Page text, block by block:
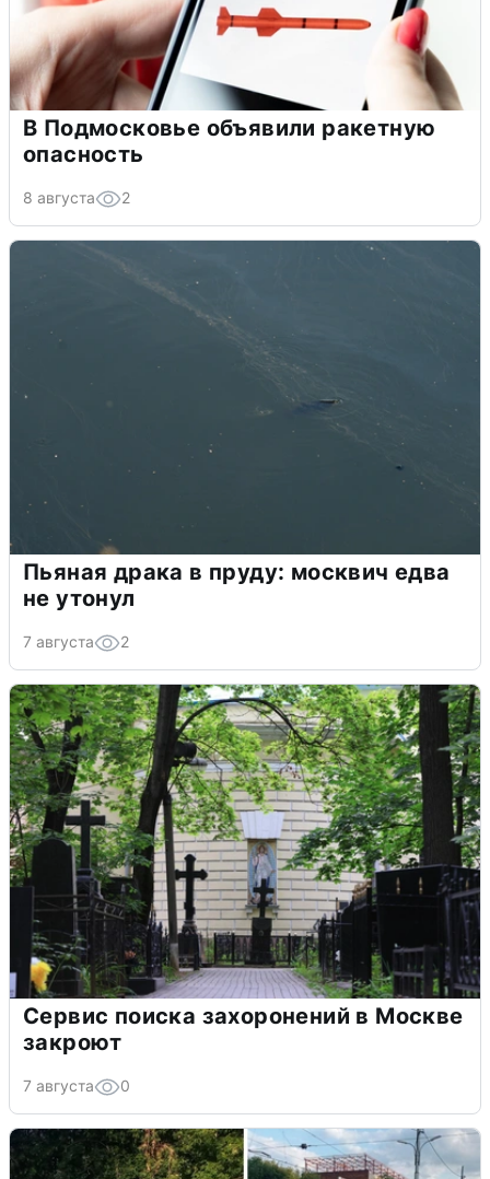
В Подмосковье объявили ракетную
опасность
8 августа 2
Пьяная драка в пруду: москвич едва
не утонул
7 августа 2
Сервис поиска захоронений в Москве
закроют
7 августа 0